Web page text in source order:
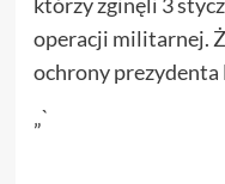
operacji militarnej.
ochrony prezydenta
„`